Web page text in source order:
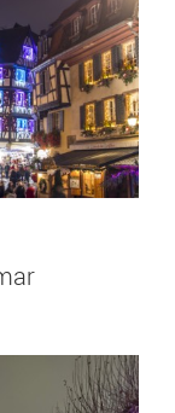
Schülerreisen
Über uns
Unser Fuhrpark